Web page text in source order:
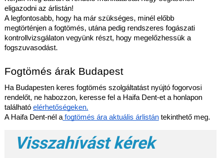
eligazodni az árlistán!
A legfontosabb, hogy ha már szükséges, minél előbb
megtörténjen a fogtömés, utána pedig rendszeres fogászati
kontrollvizsgálaton vegyünk részt, hogy megelőzhessük a
fogszuvasodást.
Fogtömés árak Budapest
Ha Budapesten keres fogtömés szolgáltatást nyújtó fogorvosi
rendelőt, ne habozzon, keresse fel a Haifa Dent-et a honlapon
található elérhetőségeken.
A Haifa Dent-nél afogtömés ára aktuális árlistántekinthető meg.
Visszahívást kérek